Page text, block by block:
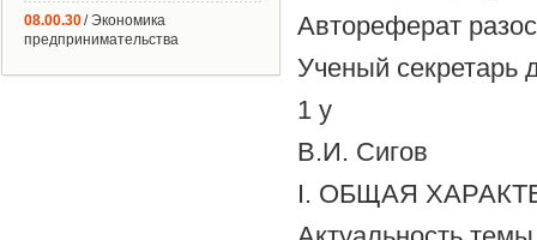
Автореферат
Ученый секретарь
1 у
В.И. Сигов
I. ОБЩАЯ
08.00.30/ Экономика
предпринимательства